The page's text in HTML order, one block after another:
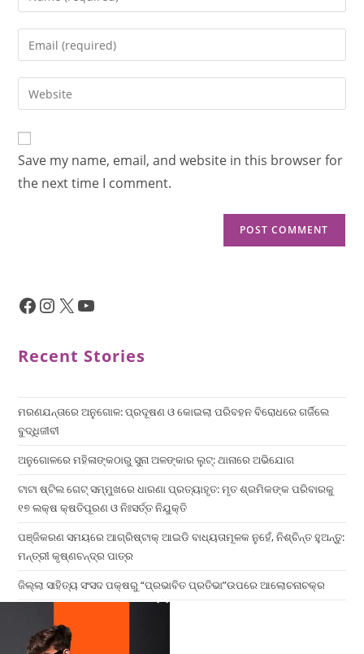
Save my name, email, and website in this browser for
the next time I comment.
Recent Stories
ମରଣଯନ୍ତାରେ ଅନୁଗୋଳ: ପ୍ରଦୂଷଣ ଓ କୋଇଲା ପରିବହନ ବିରୋଧରେ ଗର୍ଜିଲେ
ବୁଦ୍ଧିଜୀବୀ
ଅନୁଗୋଳରେ ମହିଳାଙ୍କଠାରୁ ସୁନା ଅଳଙ୍କାର ଲୁଟ୍: ଥାନାରେ ଅଭିଯୋଗ
ଟାଟା ଷ୍ଟିଲ ଗେଟ୍ ସମ୍ମୁଖରେ ଧାରଣା ପ୍ରତ୍ୟାହୃତ: ମୃତ ଶ୍ରମିକଙ୍କ ପରିବାରକୁ
୧୭ ଲକ୍ଷ କ୍ଷତିପୂରଣ ଓ ନିଃସର୍ତ୍ତ ନିଯୁକ୍ତି
ପଞ୍ଜିକରଣ ସମୟରେ ଆଗ୍ରିଷ୍ଟାକ୍ ଆଇଡି ବାଧ୍ୟତାମୂଳକ ନୁହେଁ, ନିଶ୍ଚିନ୍ତ ହୁଅନ୍ତୁ:
ମନ୍ତ୍ରୀ କୃଷ୍ଣଚନ୍ଦ୍ର ପାତ୍ର
ଜିଲ୍ଲା ସାହିତ୍ୟ ସଂସଦ ପକ୍ଷରୁ “ପ୍ରଭାବିତ ପ୍ରତିଭା”ଉପରେ ଆଲୋଚନାଚକ୍ର
×